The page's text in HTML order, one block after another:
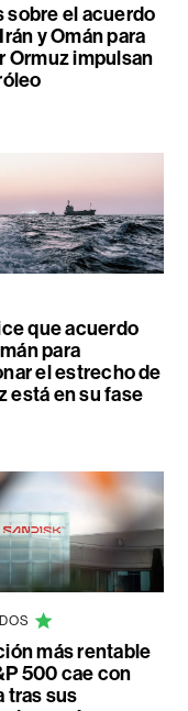
sobre el acuerdo
y Omán para
Ormuz impulsan
que acuerdo
para
el estrecho de
está en su fase
más rentable
500 cae con
tras sus